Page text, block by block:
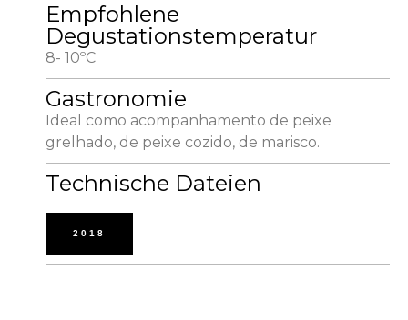
Empfohlene
Degustationstemperatur
8- 10ºC
Gastronomie
Ideal como acompanhamento de peixe
grelhado, de peixe cozido, de marisco.
Technische Dateien
2018